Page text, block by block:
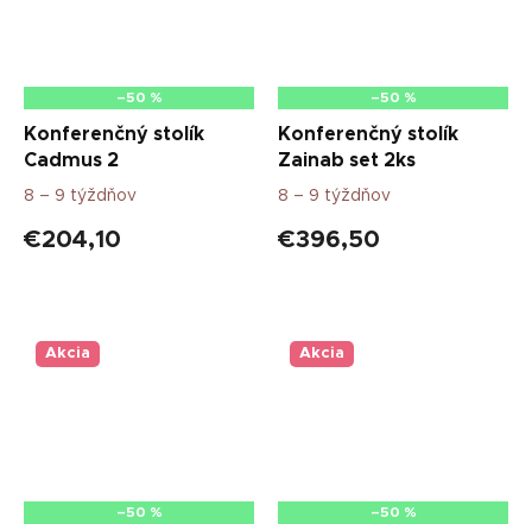
–50 %
Konferenčný stolík
Cadmus 2
8 – 9 týždňov
€204,10
–50 %
Konferenčný stolík
Zainab set 2ks
8 – 9 týždňov
€396,50
Akcia
–50 %
Akcia
–50 %